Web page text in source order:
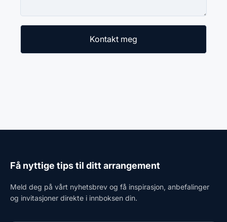
Få nyttige tips til ditt arrangement
Meld deg på vårt nyhetsbrev og få inspirasjon, anbefalinger
og invitasjoner direkte i innboksen din.